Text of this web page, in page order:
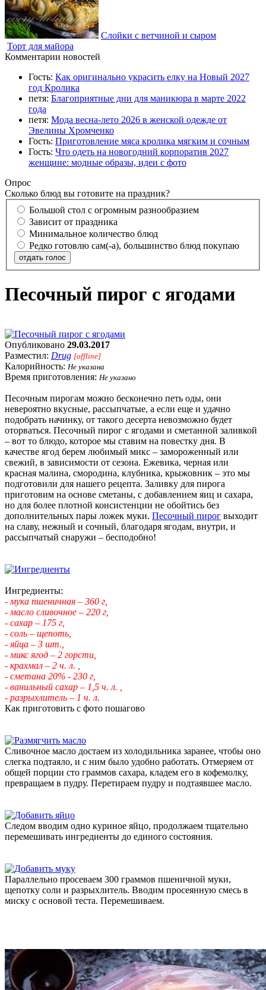
Слойки с ветчиной и сыром
Торт для майора
Комментарии новостей
Гость: Как оригинально украсить елку на Новый 2027
год Кролика
петя: Благоприятные дни для маникюра в марте 2022
года
петя: Мода весна-лето 2026 в женской одежде от
Эвелины Хромченко
Гость: Приготовление мяса кролика мягким и сочным
Гость: Что одеть на новогодний корпоратив 2027
женщине: модные образы, идеи с фото
Опрос
Сколько блюд вы готовите на праздник?
Большой стол с огромным разнообразием
Зависит от праздника
Минимальное количество блюд
Редко готовлю сам(-а), большинство блюд покупаю
отдать голос
Песочный пирог с ягодами
Опубликовано 29.03.2017
Разместил: Drug [offline]
Калорийность: Не указана
Время приготовления: Не указано
Песочным пирогам можно бесконечно петь оды, они
невероятно вкусные, рассыпчатые, а если еще и удачно
подобрать начинку, от такого десерта невозможно будет
оторваться. Песочный пирог с ягодами и сметанной заливкой
– вот то блюдо, которое мы ставим на повестку дня. В
качестве ягод берем любимый микс – замороженный или
свежий, в зависимости от сезона. Ежевика, черная или
красная малина, смородина, клубника, крыжовник – это мы
подготовили для нашего рецепта. Заливку для пирога
приготовим на основе сметаны, с добавлением яиц и сахара,
но для более плотной консистенции не обойтись без
дополнительных пары ложек муки. Песочный пирог выходит
на славу, нежный и сочный, благодаря ягодам, внутри, и
рассыпчатый снаружи – бесподобно!
Ингредиенты:
- мука пшеничная – 360 г,
- масло сливочное – 220 г,
- сахар – 175 г,
- соль – щепоть,
- яйца – 3 шт.,
- микс ягод – 2 горсти,
- крахмал – 2 ч. л. ,
- сметана 20% - 230 г,
- ванильный сахар – 1,5 ч. л. ,
- разрыхлитель – 1 ч. л.
Как приготовить с фото пошагово
Сливочное масло достаем из холодильника заранее, чтобы оно
слегка подтаяло, и с ним было удобно работать. Отмеряем от
общей порции сто граммов сахара, кладем его в кофемолку,
превращаем в пудру. Перетираем пудру и подтаявшее масло.
Следом вводим одно куриное яйцо, продолжаем тщательно
перемешивать ингредиенты до единого состояния.
Параллельно просеваем 300 граммов пшеничной муки,
щепотку соли и разрыхлитель. Вводим просеянную смесь в
миску с основой теста. Перемешиваем.